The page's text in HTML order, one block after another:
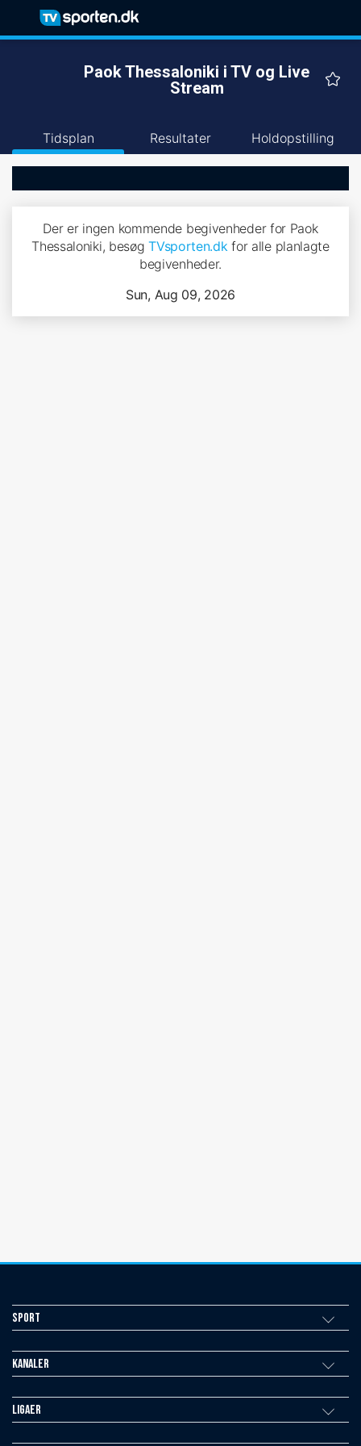
Paok Thessaloniki i TV og Live
Stream
Tidsplan Resultater Holdopstilling
Der er ingen kommende begivenheder for Paok
Thessaloniki, besøgTVsporten.dkfor alle planlagte
begivenheder.
Sun, Aug 09, 2026
Sport
Kanaler
Ligaer